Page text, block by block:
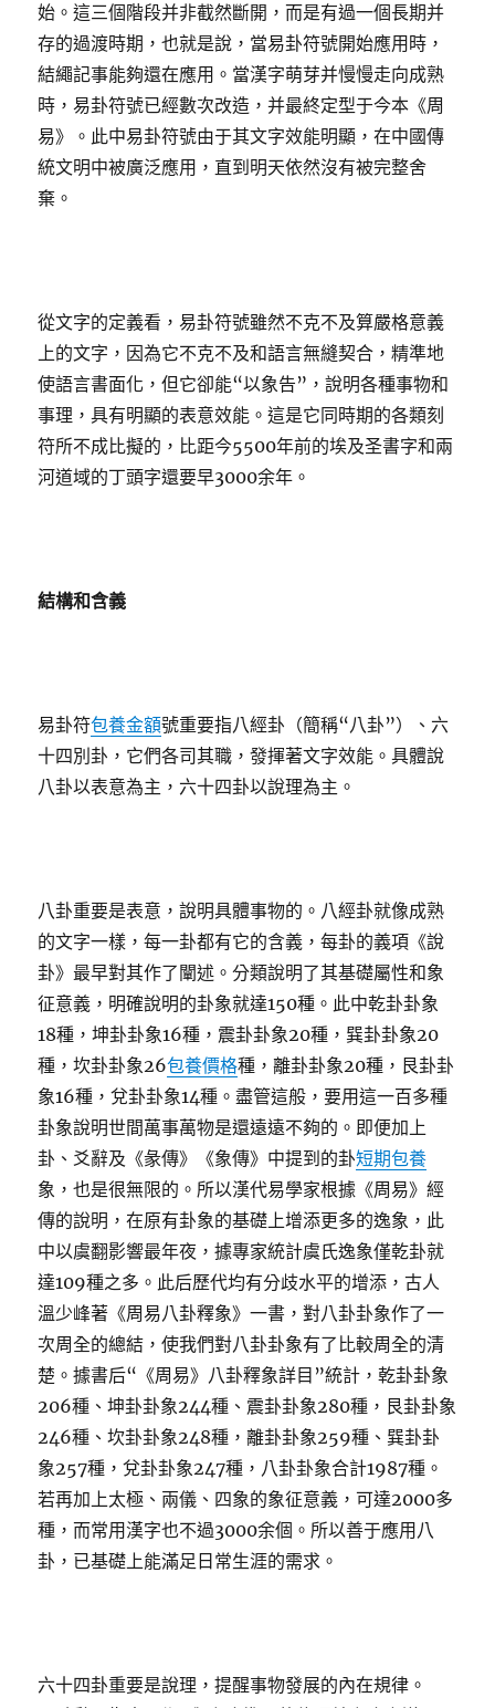
始。這三個階段并非截然斷開，而是有過一個長期并
存的過渡時期，也就是說，當易卦符號開始應用時，
結繩記事能夠還在應用。當漢字萌芽并慢慢走向成熟
時，易卦符號已經數次改造，并最終定型于今本《周
易》。此中易卦符號由于其文字效能明顯，在中國傳
統文明中被廣泛應用，直到明天依然沒有被完整舍
棄。
從文字的定義看，易卦符號雖然不克不及算嚴格意義
上的文字，因為它不克不及和語言無縫契合，精準地
使語言書面化，但它卻能“以象告”，說明各種事物和
事理，具有明顯的表意效能。這是它同時期的各類刻
符所不成比擬的，比距今5500年前的埃及圣書字和兩
河道域的丁頭字還要早3000余年。
結構和含義
易卦符包養金額號重要指八經卦（簡稱“八卦”）、六
十四別卦，它們各司其職，發揮著文字效能。具體說
八卦以表意為主，六十四卦以說理為主。
八卦重要是表意，說明具體事物的。八經卦就像成熟
的文字一樣，每一卦都有它的含義，每卦的義項《說
卦》最早對其作了闡述。分類說明了其基礎屬性和象
征意義，明確說明的卦象就達150種。此中乾卦卦象
18種，坤卦卦象16種，震卦卦象20種，巽卦卦象20
種，坎卦卦象26包養價格種，離卦卦象20種，艮卦卦
象16種，兌卦卦象14種。盡管這般，要用這一百多種
卦象說明世間萬事萬物是還遠遠不夠的。即便加上
卦、爻辭及《彖傳》《象傳》中提到的卦短期包養
象，也是很無限的。所以漢代易學家根據《周易》經
傳的說明，在原有卦象的基礎上增添更多的逸象，此
中以虞翻影響最年夜，據專家統計虞氏逸象僅乾卦就
達109種之多。此后歷代均有分歧水平的增添，古人
溫少峰著《周易八卦釋象》一書，對八卦卦象作了一
次周全的總結，使我們對八卦卦象有了比較周全的清
楚。據書后“《周易》八卦釋象詳目”統計，乾卦卦象
206種、坤卦卦象244種、震卦卦象280種，艮卦卦象
246種、坎卦卦象248種，離卦卦象259種、巽卦卦
象257種，兌卦卦象247種，八卦卦象合計1987種。
若再加上太極、兩儀、四象的象征意義，可達2000多
種，而常用漢字也不過3000余個。所以善于應用八
卦，已基礎上能滿足日常生涯的需求。
六十四卦重要是說理，提醒事物發展的內在規律。